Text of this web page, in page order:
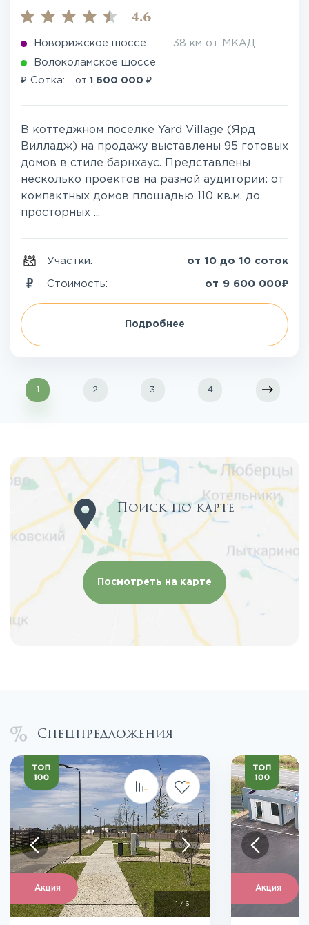
4.6
Новорижское шоссе 38 км от МКАД
Волоколамское шоссе
₽ Сотка: от 1 600 000 ₽
В коттеджном поселке Yard Village (Ярд
Вилладж) на продажу выставлены 95 готовых
домов в стиле барнхаус. Представлены
несколько проектов на разной аудитории: от
компактных домов площадью 110 кв.м. до
просторных ...
Участки: от 10 до 10 соток
Стоимость: от 9 600 000₽
Подробнее
1 2 3 4
Поиск по карте
Посмотреть на карте
Спецпредложения
Акция
1 / 6
Акция